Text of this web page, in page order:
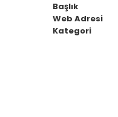
Başlık
Web Adresi
Kategori